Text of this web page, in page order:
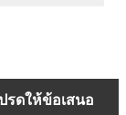
รดให้ข้อเสนอ